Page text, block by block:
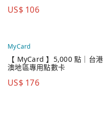
明
US$ 106
MyCard
【 MyCard 】5,000 點｜台港
澳地區專用點數卡
US$ 176